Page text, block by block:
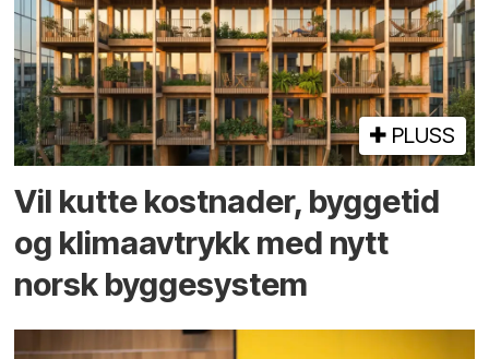
PLUSS
Vil kutte kostnader, byggetid
og klima­avtrykk med nytt
norsk bygge­system